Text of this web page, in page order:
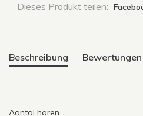
Dieses Produkt teilen:
Beschreibung Bewertungen
Aantal haren